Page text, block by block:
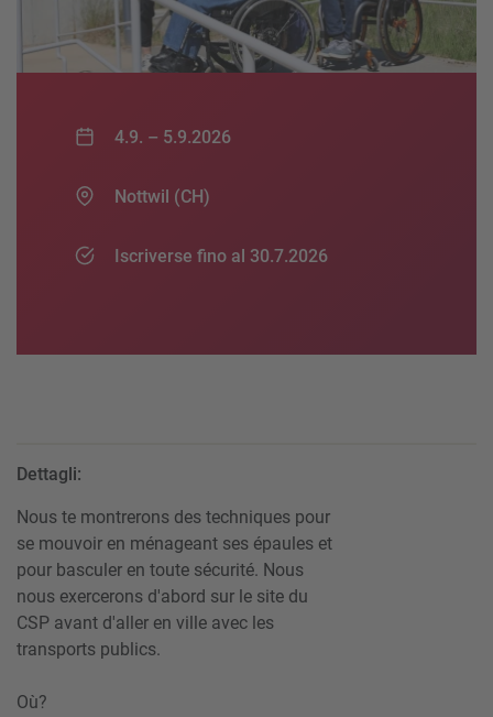
4.9. – 5.9.2026
Nottwil (CH)
Iscriverse fino al 30.7.2026
Dettagli:
Nous te montrerons des techniques pour
se mouvoir en ménageant ses épaules et
pour basculer en toute sécurité. Nous
nous exercerons d'abord sur le site du
CSP avant d'aller en ville avec les
transports publics.
Où?